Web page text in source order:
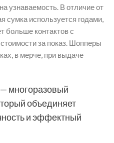
узнаваемость. В отличие от
сумка используется годами,
больше контактов с
за показ. Шопперы
в мерче, при выдаче
многоразовый
объединяет
и эффектный